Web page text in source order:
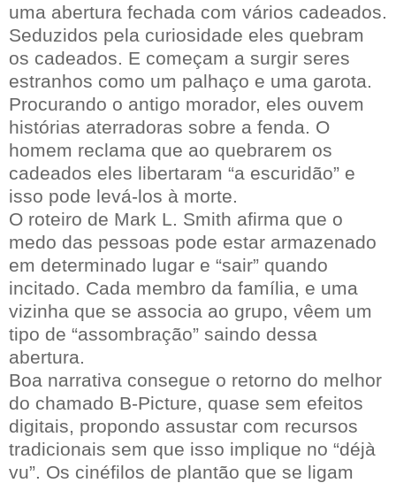
uma abertura fechada com vários cadeados.
Seduzidos pela curiosidade eles quebram
os cadeados. E começam a surgir seres
estranhos como um palhaço e uma garota.
Procurando o antigo morador, eles ouvem
histórias aterradoras sobre a fenda. O
homem reclama que ao quebrarem os
cadeados eles libertaram “a escuridão” e
isso pode levá-los à morte.
O roteiro de Mark L. Smith afirma que o
medo das pessoas pode estar armazenado
em determinado lugar e “sair” quando
incitado. Cada membro da família, e uma
vizinha que se associa ao grupo, vêem um
tipo de “assombração” saindo dessa
abertura.
Boa narrativa consegue o retorno do melhor
do chamado B-Picture, quase sem efeitos
digitais, propondo assustar com recursos
tradicionais sem que isso implique no “déjà
vu”. Os cinéfilos de plantão que se ligam